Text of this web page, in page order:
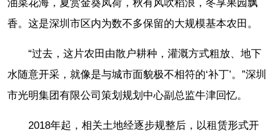
油菜花海，夏赏金葵凤荷，秋有风吹稻浪，冬享果园飘
香。这是深圳市区内为数不多保留的大规模基本农田。
“过去，这片农田由散户耕种，灌溉方式粗放、地下
水随意开采，就像是与城市面貌极不相符的‘补丁’。”深圳
市光明集团有限公司策划规划中心副总监牛津回忆。
2018年起，相关土地经逐步规整后，以租赁形式开